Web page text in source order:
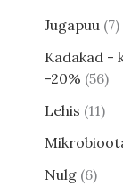
Jugapuu 7
Kadakad -
-20% 56
Lehis 11
Nulg 6